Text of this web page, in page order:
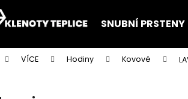
SNUBNÍ PRSTENY
VÍCE Hodiny Kovové